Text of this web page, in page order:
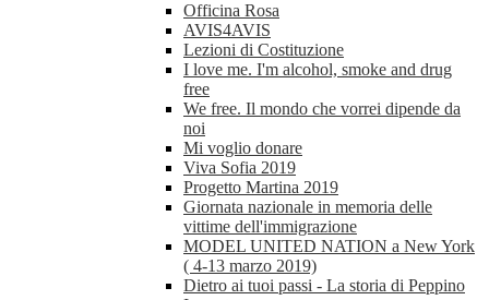
Officina Rosa
AVIS4AVIS
Lezioni di Costituzione
I love me. I'm alcohol, smoke and drug
free
We free. Il mondo che vorrei dipende da
noi
Mi voglio donare
Viva Sofia 2019
Progetto Martina 2019
Giornata nazionale in memoria delle
vittime dell'immigrazione
MODEL UNITED NATION a New York
( 4-13 marzo 2019)
Dietro ai tuoi passi - La storia di Peppino